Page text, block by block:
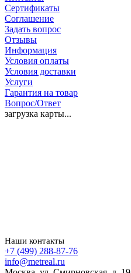
Сертификаты
Соглашение
Задать вопрос
Отзывы
Информация
Условия оплаты
Условия доставки
Услуги
Гарантия на товар
Вопрос/Ответ
загрузка карты...
Наши контакты
+7 (499) 288-87-76
info@metreal.ru